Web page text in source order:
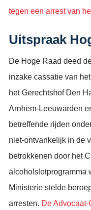
tegen een arrest van
Uitspraak
De Hoge Raad deed
inzake cassatie van
het Gerechtshof Den
Arnhem-Leeuwarden
betreffende rijden
niet-ontvankelijk in de
betrokkenen door het
alcoholslotprogramma
Ministerie stelde
arresten. De